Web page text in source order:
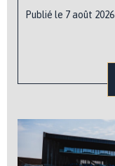
Publié le 7 août 2026